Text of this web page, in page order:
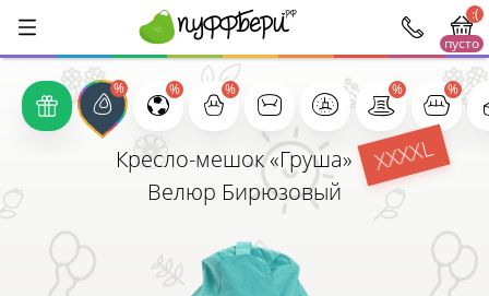
:(
пусто
Кресло-мешок «Груша»XXXXL
Велюр Бирюзовый